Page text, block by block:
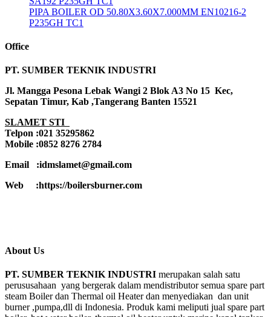
PIPA BOILER OD 50.80X3.60X7.000MM EN10216-2
P235GH TC1
Office
PT. SUMBER TEKNIK INDUSTRI
Jl. Mangga Pesona Lebak Wangi 2 Blok A3 No 15 Kec,
Sepatan Timur, Kab ,Tangerang Banten 15521
SLAMET STI
Telpon :021 35295862
Mobile :0852 8276 2784
Email :idmslamet@gmail.com
Web :https://boilersburner.com
About Us
PT. SUMBER TEKNIK INDUSTRI merupakan salah satu
perususahaan yang bergerak dalam mendistributor semua spare part
steam Boiler dan Thermal oil Heater dan menyediakan dan unit
burner ,pumpa,dll di Indonesia. Produk kami meliputi jual spare part